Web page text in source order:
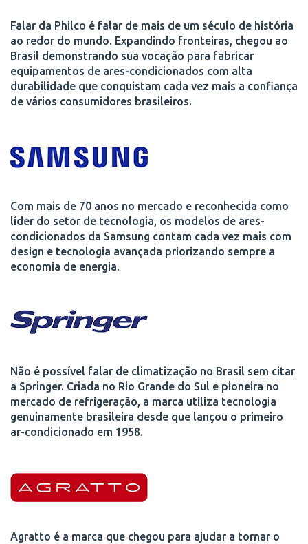
Falar da Philco é falar de mais de um século de história
ao redor do mundo. Expandindo fronteiras, chegou ao
Brasil demonstrando sua vocação para fabricar
equipamentos de ares-condicionados com alta
durabilidade que conquistam cada vez mais a confiança
de vários consumidores brasileiros.
Com mais de 70 anos no mercado e reconhecida como
líder do setor de tecnologia, os modelos de ares-
condicionados da Samsung contam cada vez mais com
design e tecnologia avançada priorizando sempre a
economia de energia.
Não é possível falar de climatização no Brasil sem citar
a Springer. Criada no Rio Grande do Sul e pioneira no
mercado de refrigeração, a marca utiliza tecnologia
genuinamente brasileira desde que lançou o primeiro
ar-condicionado em 1958.
Agratto é a marca que chegou para ajudar a tornar o